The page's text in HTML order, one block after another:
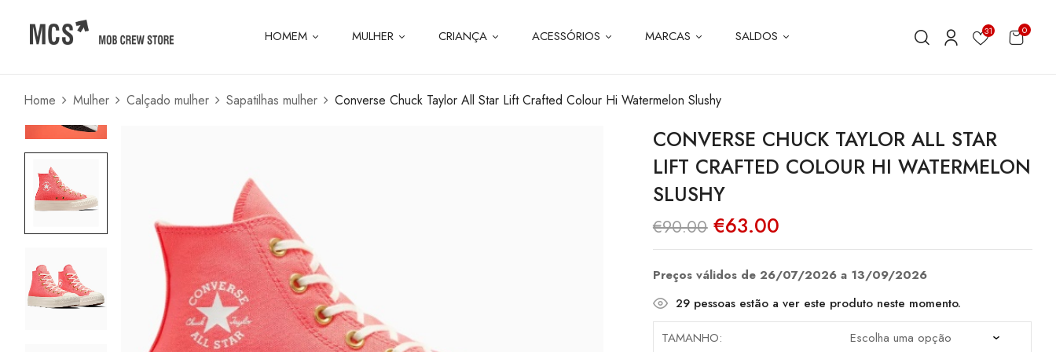
HOMEM MULHER CRIANÇA ACESSÓRIOS MARCAS SALDOS 31 0
Home Mulher Calçado mulher Sapatilhas mulher Converse Chuck Taylor All Star Lift Crafted Colour Hi Watermelon Slushy
CONVERSE CHUCK TAYLOR ALL STAR
LIFT CRAFTED COLOUR HI WATERMELON
SLUSHY
€90.00 O
preço
original
€90.00.
€63.00
atual
€63.00.
Preços válidos de 26/07/2026 a 13/09/2026
29 pessoas estão a ver este produto neste momento.
TAMANHO